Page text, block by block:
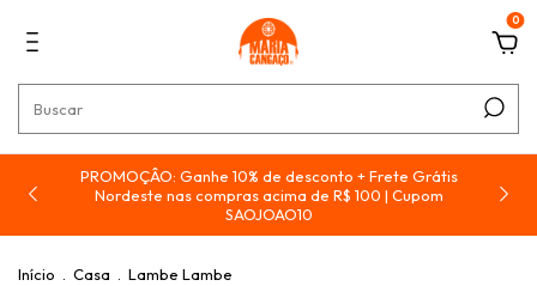
0
PROMOÇÂO: Ganhe 10% de desconto + Frete Grátis
Nordeste nas compras acima de R$ 100 | Cupom
SAOJOAO10
Início Casa Lambe Lambe